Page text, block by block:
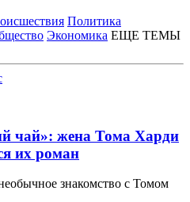
Политика
Экономика ЕЩЕ ТЕМЫ
чай»: жена Тома Харди
их роман
знакомство с Томом